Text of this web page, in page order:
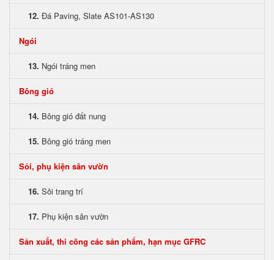
12. Đá Paving, Slate AS101-AS130
Ngói
13. Ngói tráng men
Bông gió
14. Bông gió đất nung
15. Bông gió tráng men
Sỏi, phụ kiện sân vườn
16. Sỏi trang trí
17. Phụ kiện sân vườn
Sản xuất, thi công các sản phẩm, hạn mục GFRC